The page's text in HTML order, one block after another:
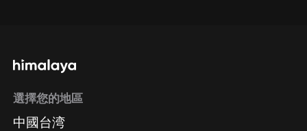
選擇您的地區
中國台湾